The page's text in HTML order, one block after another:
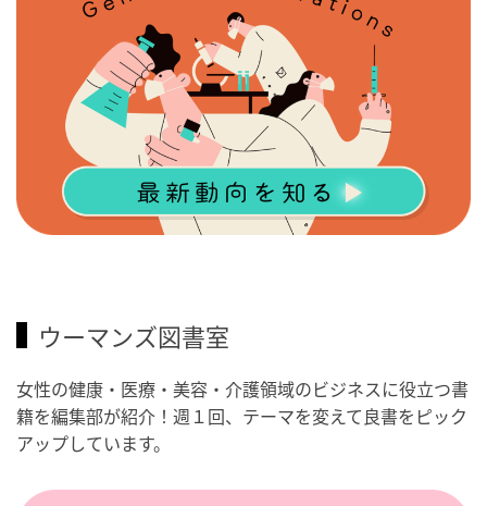
ウーマンズ図書室
女性の健康・医療・美容・介護領域のビジネスに役立つ書
籍を編集部が紹介！週１回、テーマを変えて良書をピック
アップしています。